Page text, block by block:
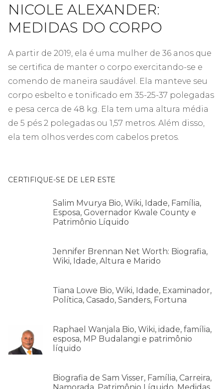
NICOLE ALEXANDER:
MEDIDAS DO CORPO
A partir de 2019, ela é uma mulher de 36 anos que
se certifica de manter o corpo exercitando-se e
comendo de maneira saudável. Ela manteve seu
corpo esbelto e tonificado em 35-25-37 polegadas
e pesa cerca de 48 kg. Ela tem uma altura média
de 5 pés 2 polegadas ou 1,57 metros. Além disso,
ela tem olhos verdes com cabelos pretos.
CERTIFIQUE-SE DE LER ESTE
Salim Mvurya Bio, Wiki, Idade, Família,
Esposa, Governador Kwale County e
Patrimônio Líquido
Jennifer Brennan Net Worth: Biografia,
Wiki, Idade, Altura e Marido
Tiana Lowe Bio, Wiki, Idade, Examinador,
Política, Casado, Sanders, Fortuna
Raphael Wanjala Bio, Wiki, idade, família,
esposa, MP Budalangi e patrimônio
líquido
Biografia de Sam Visser, Família, Carreira,